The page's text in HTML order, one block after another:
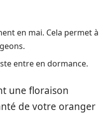
en mai. Cela permet à
entre en dormance.
une floraison
de votre oranger